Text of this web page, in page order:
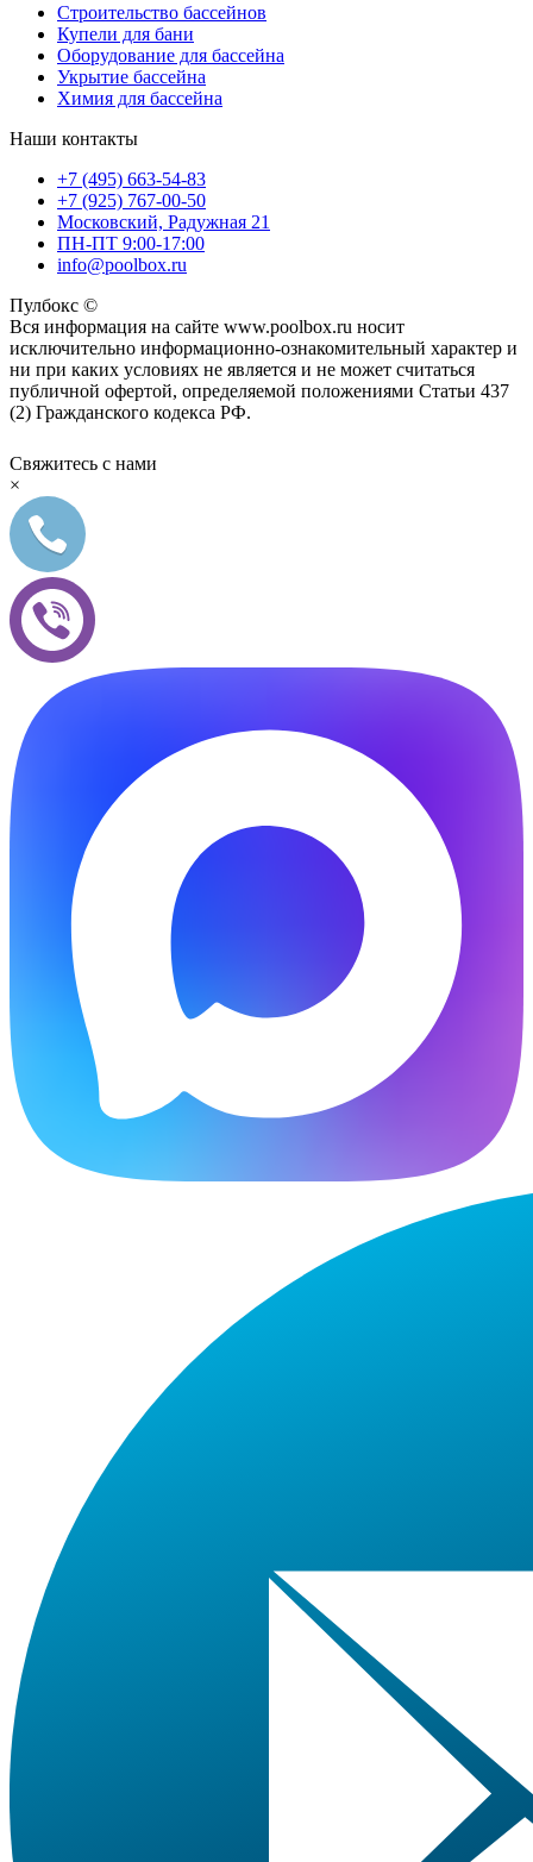
Строительство бассейнов
Купели для бани
Оборудование для бассейна
Укрытие бассейна
Химия для бассейна
Наши контакты
+7 (495) 663-54-83
+7 (925) 767-00-50
Московский, Радужная 21
ПН-ПТ 9:00-17:00
info@poolbox.ru
Пулбокс ©
Вся информация на сайте www.poolbox.ru носит
исключительно информационно-ознакомительный характер и
ни при каких условиях не является и не может считаться
публичной офертой, определяемой положениями Статьи 437
(2) Гражданского кодекса РФ.
Свяжитесь с нами
×